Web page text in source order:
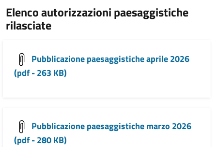
Elenco autorizzazioni paesaggistiche
rilasciate
Pubblicazione paesaggistiche aprile 2026
(pdf - 263 KB)
Pubblicazione paesaggistiche marzo 2026
(pdf - 280 KB)